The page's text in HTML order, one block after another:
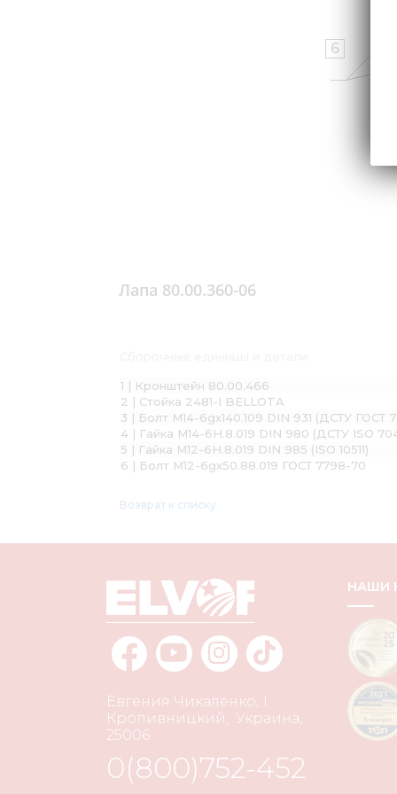
Лапа 80.00.360-06
6
1 | Кронштейн 80.00.466
2 | Стойка 2481-I BELLOTA
3 | Болт М14-6gх140.109 DIN 931 (ДСТУ ГОСТ
4 | Гайка М14-6H.8.019 DIN 980 (ДСТУ ISO
5 | Гайка М12-6H.8.019 DIN 985 (ISO 10511)
6 | Болт М12-6gx50.88.019 ГОСТ 7798-70
Возврат к списку
Евгения Чикаленко, 1
Кропивницкий
Украина
25006
0(800)752-452
НАШИ